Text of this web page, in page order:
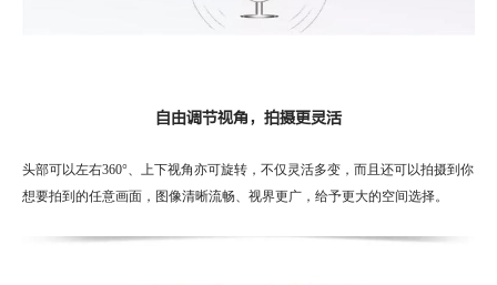
自由调节视角，拍摄更灵活
头部可以左右360°、上下视角亦可旋转，不仅灵活多变，而且还可以拍摄到你
想要拍到的任意画面，图像清晰流畅、视界更广，给予更大的空间选择。